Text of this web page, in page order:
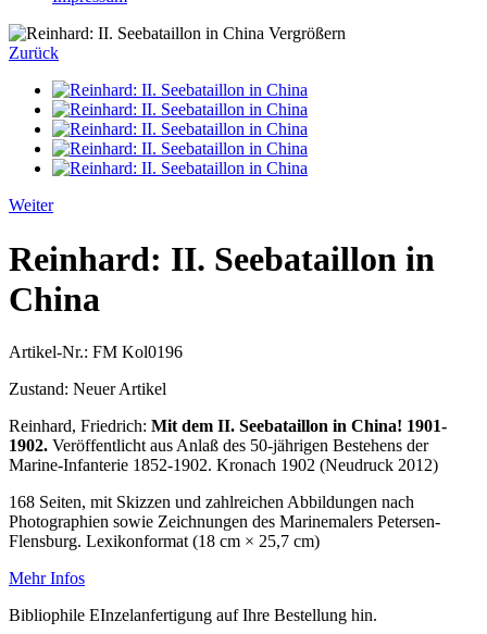
Vergrößern
Zurück
Weiter
Reinhard: II. Seebataillon in
China
Artikel-Nr.: FM Kol0196
Zustand: Neuer Artikel
Reinhard, Friedrich: Mit dem II. Seebataillon in China! 1901-
1902. Veröffentlicht aus Anlaß des 50-jährigen Bestehens der
Marine-Infanterie 1852-1902. Kronach 1902 (Neudruck 2012)
168 Seiten, mit Skizzen und zahlreichen Abbildungen nach
Photographien sowie Zeichnungen des Marinemalers Petersen-
Flensburg. Lexikonformat (18 cm × 25,7 cm)
Mehr Infos
Bibliophile EInzelanfertigung auf Ihre Bestellung hin.